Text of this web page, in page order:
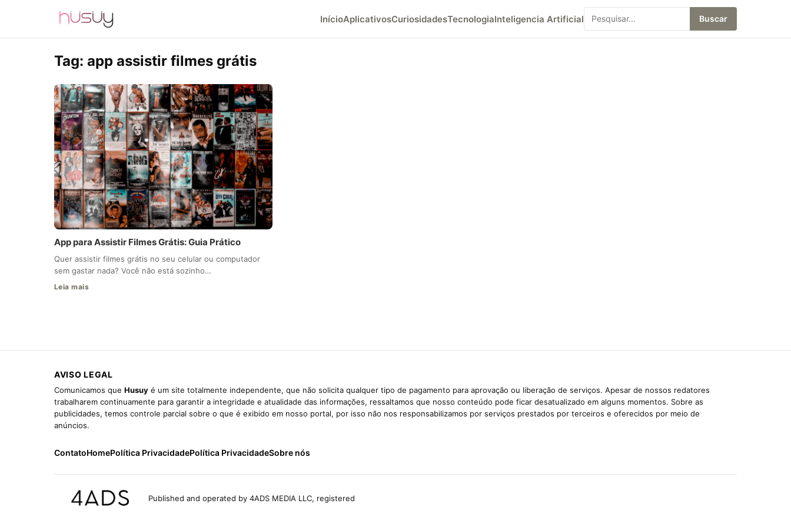
InícioAplicativosCuriosidadesTecnologiaInteligencia Artificial Buscar
Tag: app assistir filmes grátis
App para Assistir Filmes Grátis: Guia Prático
Quer assistir filmes grátis no seu celular ou computador
sem gastar nada? Você não está sozinho…
Leia mais
AVISO LEGAL
Comunicamos que Husuy é um site totalmente independente, que não solicita qualquer tipo de pagamento para aprovação ou liberação de serviços. Apesar de nossos redatores
trabalharem continuamente para garantir a integridade e atualidade das informações, ressaltamos que nosso conteúdo pode ficar desatualizado em alguns momentos. Sobre as
publicidades, temos controle parcial sobre o que é exibido em nosso portal, por isso não nos responsabilizamos por serviços prestados por terceiros e oferecidos por meio de
anúncios.
ContatoHomePolítica PrivacidadePolítica PrivacidadeSobre nós
Published and operated by 4ADS MEDIA LLC, registered